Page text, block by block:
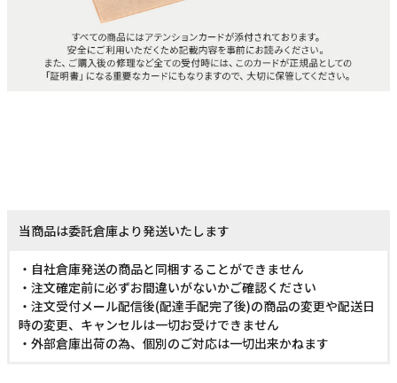
当商品は委託倉庫より発送いたします
・自社倉庫発送の商品と同梱することができません
・注文確定前に必ずお間違いがないかご確認ください
・注文受付メール配信後(配達手配完了後)の商品の変更や配送日
時の変更、キャンセルは一切お受けできません
・外部倉庫出荷の為、個別のご対応は一切出来かねます